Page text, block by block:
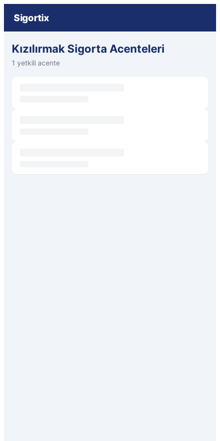
Sigortix
Kızılırmak Sigorta Acenteleri
1 yetkili acente